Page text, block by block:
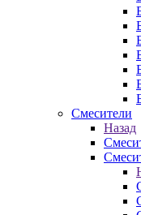
Смесители
Назад